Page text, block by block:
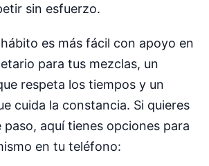
sin esfuerzo.
es más fácil con apoyo en
para tus mezclas, un
respeta los tiempos y un
cuida la constancia. Si quieres
paso, aquí tienes opciones para
en tu teléfono: